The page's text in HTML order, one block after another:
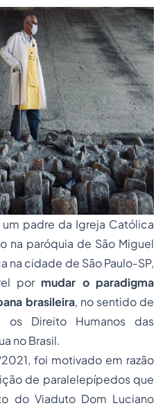
padre da Igreja Católica
na paróquia de São Miguel
na cidade de São Paulo-SP,
por mudar o paradigma
brasileira, no sentido de
os Direito Humanos das
no Brasil.
foi motivado em razão
de paralelepípedos que
do Viaduto Dom Luciano